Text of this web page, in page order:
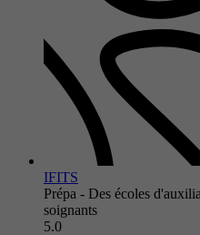
IFITS
Prépa - Des écoles
soignants
5.0